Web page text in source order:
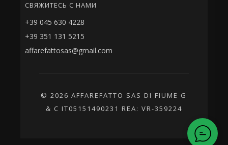
СВЯЖИТЕСЬ С НАМИ
+39 045 630 4228
+39 351 131 5215
affarefattosas@gmail.com
© 2026 AFFAREFATTO SAS DI FIUME G
& C IT05151490231 REA: VR-359224